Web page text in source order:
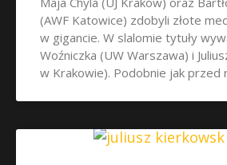
(AWF Katowice) zdobyli złote
w gigancie. W slalomie tytuły
Woźniczka (UW Warszawa) i
w Krakowie). Podobnie jak przed